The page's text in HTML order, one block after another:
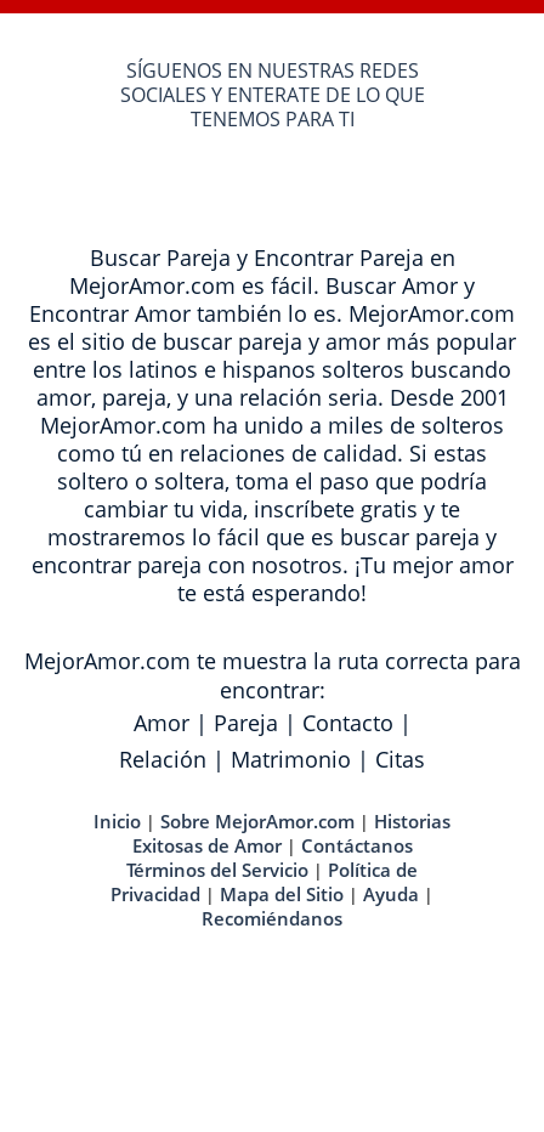
SÍGUENOS EN NUESTRAS REDES
SOCIALES Y ENTERATE DE LO QUE
TENEMOS PARA TI
Buscar Pareja y Encontrar Pareja en
MejorAmor.com es fácil. Buscar Amor y
Encontrar Amor también lo es. MejorAmor.com
es el sitio de buscar pareja y amor más popular
entre los latinos e hispanos solteros buscando
amor, pareja, y una relación seria. Desde 2001
MejorAmor.com ha unido a miles de solteros
como tú en relaciones de calidad. Si estas
soltero o soltera, toma el paso que podría
cambiar tu vida, inscríbete gratis y te
mostraremos lo fácil que es buscar pareja y
encontrar pareja con nosotros. ¡Tu mejor amor
te está esperando!
MejorAmor.com te muestra la ruta correcta para
encontrar:
Amor| Pareja | Contacto |
Relación | Matrimonio | Citas
Inicio | Sobre MejorAmor.com | Historias
Exitosas de Amor| Contáctanos
Términos del Servicio | Política de
Privacidad | Mapa del Sitio | Ayuda |
Recomiéndanos